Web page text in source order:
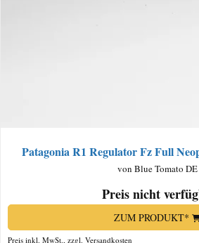
Patagonia R1 Regulator Fz Full
von Blue Tomato DE
Preis nicht
ZUM PRODUKT*
Preis inkl. MwSt., zzgl. Versandkosten